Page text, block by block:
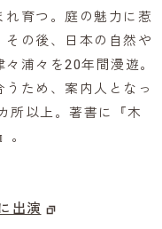
育つ。庭の魅力に惹
の後、日本の自然や
浦々を20年間漫遊。
ため、案内人となっ
所以上。著書に『木
。
出演